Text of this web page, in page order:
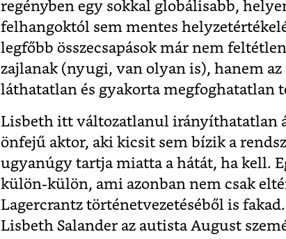
regényben egy sokkal globálisabb,
felhangoktól sem mentes
legfőbb összecsapások már nem
zajlanak (nyugi, van olyan is), hanem az
láthatatlan és gyakorta megfoghatatlan
Lisbeth itt változatlanul irányíthatatlan
önfejű aktor, aki kicsit sem bízik a
ugyanúgy tartja miatta a hátát, ha kell.
külön-külön, ami azonban nem csak
Lagercrantz történetvezetéséből is
Lisbeth Salander az autista August